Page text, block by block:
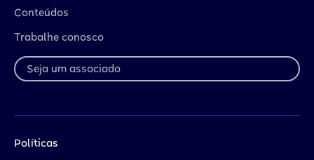
Conteúdos
Trabalhe conosco
Seja um associado
Políticas